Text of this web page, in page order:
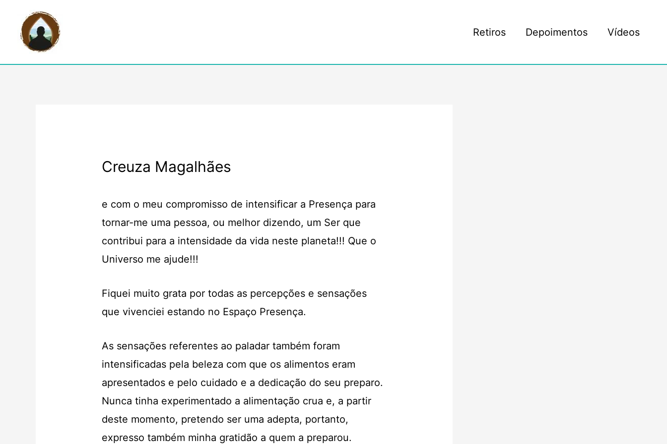
Retiros Depoimentos Vídeos
Creuza Magalhães
e com o meu compromisso de intensificar a Presença para
tornar-me uma pessoa, ou melhor dizendo, um Ser que
contribui para a intensidade da vida neste planeta!!! Que o
Universo me ajude!!!
Fiquei muito grata por todas as percepções e sensações
que vivenciei estando no Espaço Presença.
As sensações referentes ao paladar também foram
intensificadas pela beleza com que os alimentos eram
apresentados e pelo cuidado e a dedicação do seu preparo.
Nunca tinha experimentado a alimentação crua e, a partir
deste momento, pretendo ser uma adepta, portanto,
expresso também minha gratidão a quem a preparou.